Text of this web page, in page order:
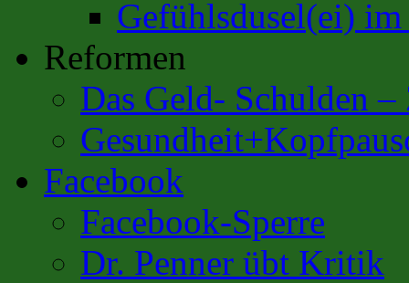
Gefühlsdusel(ei)
Reformen
Das Geld- Schulden –
Facebook
Facebook-Sperre
Dr. Penner übt Kritik